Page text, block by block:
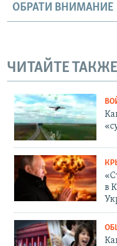
ОБРАТИ ВНИМАНИЕ
ЧИТАЙТЕ
в